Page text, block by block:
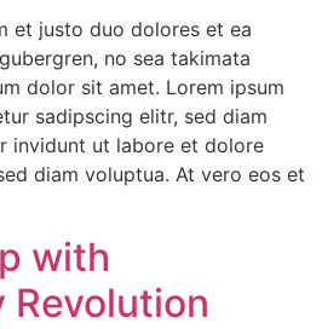
et justo duo dolores et ea
no sea takimata
dolor sit amet. Lorem ipsum
sadipscing elitr, sed diam
invidunt ut labore et dolore
diam voluptua. At vero eos et
with
Revolution